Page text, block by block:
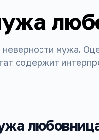
мужа.
содержит